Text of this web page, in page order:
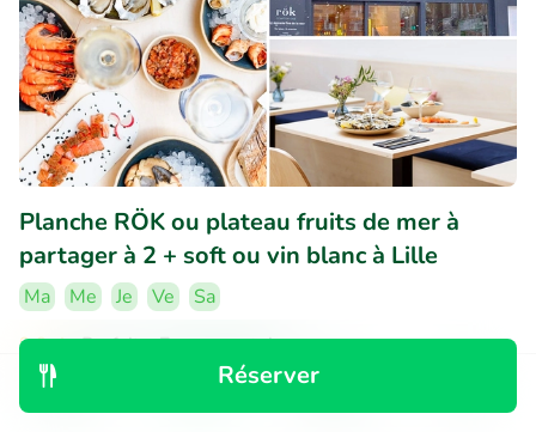
Réserver
Planche RÖK ou plateau fruits de mer à
partager à 2 + soft ou vin blanc à Lille
Ma Me Je Ve
Sa
9.9
Parfait• 7 commentaires
RÖK Comptoir iodé
Lille (0km)